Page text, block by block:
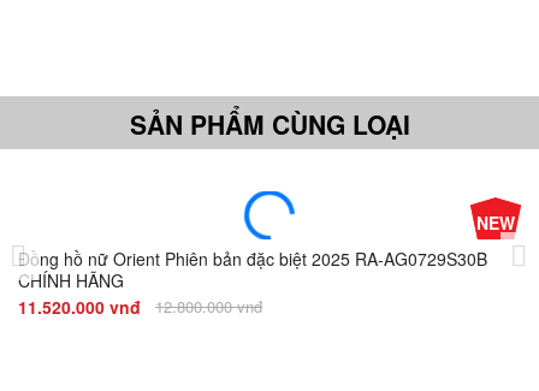
SẢN PHẨM CÙNG LOẠI
-10%
Giá
NEW
Đồng hồ nữ Orient Phiên bản đặc biệt 2025 RA-AG0729S30B
CHÍNH HÃNG
11.520.000 vnđ
12.800.000 vnđ